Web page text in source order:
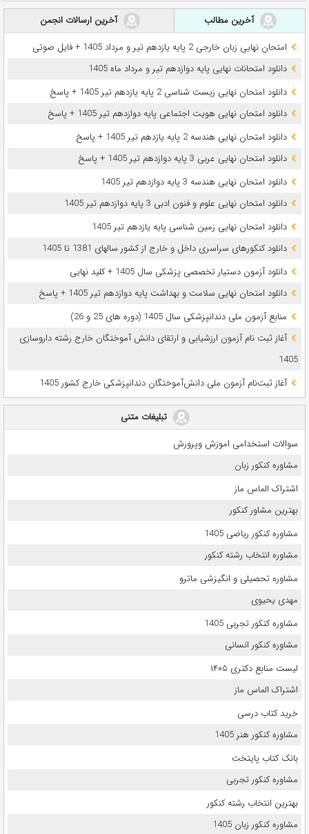
آخرین مطالب
آخرین ارسالات انجمن
امتحان نهایی زبان خارجی 2 پایه یازدهم تیر و مرداد 1405 + فایل صوتی
دانلود امتحانات نهایی پایه دوازدهم تیر و مرداد ماه 1405
دانلود امتحان نهایی زیست شناسی 2 پایه یازدهم تیر 1405 + پاسخ
دانلود امتحان نهایی هویت اجتماعی پایه دوازدهم تیر 1405 + پاسخ
دانلود امتحان نهایی هندسه 2 پایه یازدهم تیر 1405 + پاسخ
دانلود امتحان نهایی عربی 3 پایه دوازدهم تیر 1405 + پاسخ
دانلود امتحان نهایی هندسه 3 پایه دوازدهم تیر 1405
دانلود امتحان نهایی علوم و فنون ادبی 3 پایه دوازدهم تیر 1405
دانلود امتحان نهایی زمین شناسی پایه یازدهم تیر 1405
دانلود کنکورهای سراسری داخل و خارج از کشور سالهای 1381 تا 1405
دانلود آزمون دستیار تخصصی پزشکی سال 1405 + کلید نهایی
دانلود امتحان نهایی سلامت و بهداشت پایه دوازدهم تیر 1405 + پاسخ
ﻣﻨﺎﺑﻊ آزﻣﻮن ﻣﻠﯽ دندانپزشکی سال 1405 (دوره های 25 و 26)
آغاز ثبت نام آزمون‌ ارزشیابی و ارتقای دانش آموختگان خارج رشته داروسازی
1405
آغاز ثبت‌نام آزمون ملی دانش‌آموختگان دندانپزشکی خارج کشور 1405
تبلیغات متنی
سوالات استخدامی اموزش وپرورش
مشاوره کنکور زبان
اشتراک الماس ماز
بهترین مشاور کنکور
مشاوره کنکور ریاضی 1405
مشاوره انتخاب رشته کنکور
مشاوره تحصیلی و انگیزشی ماترو
مهدی یحیوی
مشاوره کنکور تجربی 1405
مشاوره کنکور انسانی
لیست منابع دکتری ۱۴۰۵
اشتراک الماس ماز
خرید کتاب درسی
مشاوره کنکور هنر 1405
بانک کتاب پایتخت
مشاوره کنکور تجربی
بهترین انتخاب رشته کنکور
مشاوره کنکور زبان 1405